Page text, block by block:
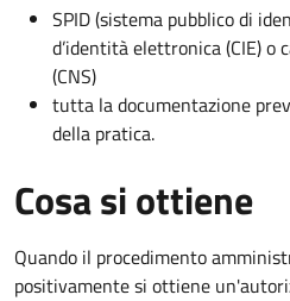
SPID (sistema pubblico di
d’identità elettronica (CIE) o
(CNS)
tutta la documentazione
della pratica.
Cosa si ottiene
Quando il procedimento
positivamente si ottiene